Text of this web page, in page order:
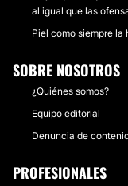
al igual que las
Piel como siempre la
SOBRE NOSOTROS
¿Quiénes somos?
Equipo editorial
Denuncia de
PROFESIONALES